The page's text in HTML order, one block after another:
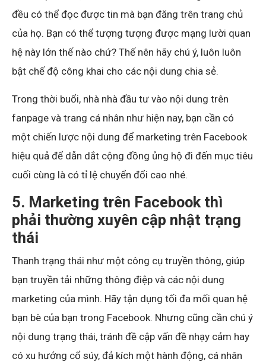
đều có thể đọc được tin mà bạn đăng trên trang chủ
của họ. Bạn có thể tượng tượng được mạng lười quan
hệ này lớn thế nào chứ? Thế nên hãy chú ý, luôn luôn
bật chế độ công khai cho các nội dung chia sẻ.
Trong thời buổi, nhà nhà đầu tư vào nội dung trên
fanpage và trang cá nhân như hiện nay, bạn cần có
một chiến lược nội dung để marketing trên Facebook
hiệu quả để dẫn dắt cộng đồng ủng hộ đi đến mục tiêu
cuối cùng là có tỉ lệ chuyển đổi cao nhé.
5. Marketing trên Facebook thì
phải thường xuyên cập nhật trạng
thái
Thanh trạng thái như một công cụ truyền thông, giúp
bạn truyền tải những thông điệp và các nội dung
marketing của mình. Hãy tận dụng tối đa mối quan hệ
bạn bè của bạn trong Facebook. Nhưng cũng cần chú ý
nội dung trạng thái, tránh đề cập vấn đề nhạy cảm hay
có xu hướng cổ súy, đả kích một hành động, cá nhân